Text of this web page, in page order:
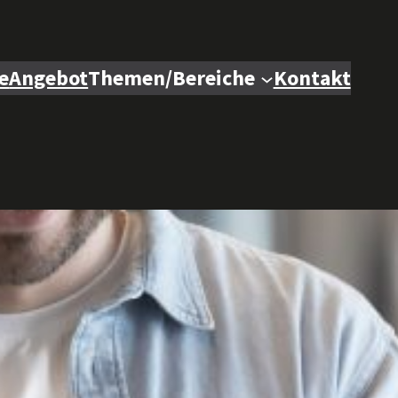
AngebotThemen/Bereiche Kontakt